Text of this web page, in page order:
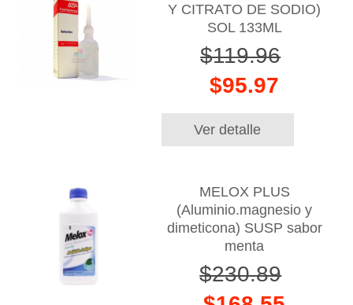
Y CITRATO DE SODIO)
SOL 133ML
$119.96
$95.97
Ver detalle
MELOX PLUS
(Aluminio.magnesio y
dimeticona) SUSP sabor
menta
$230.89